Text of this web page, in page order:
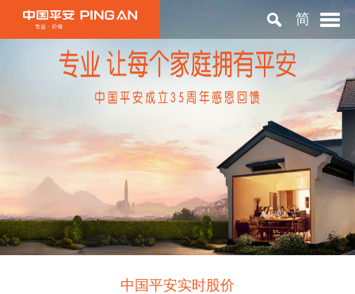
简
中国平安实时股价
关于平安
投资者关系
可持续发展